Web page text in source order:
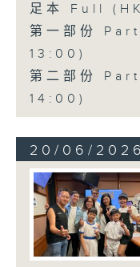
足本 Full
第一部份
13:00)
第二部份
14:00)
20/06/2026